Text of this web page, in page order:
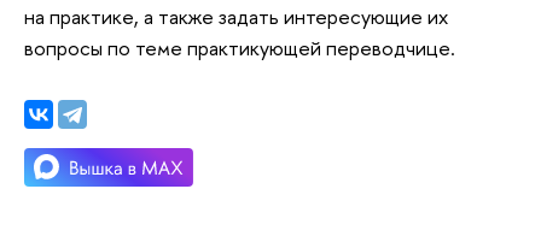
на практике, а также задать интересующие их
вопросы по теме практикующей переводчице.